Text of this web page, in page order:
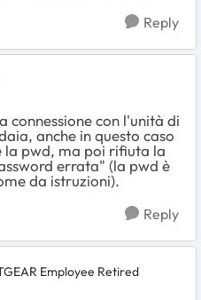
Reply
connessione con l'unità di
anche in questo caso
la pwd, ma poi rifiuta la
errata" (la pwd è
da istruzioni).
Reply
Employee Retired